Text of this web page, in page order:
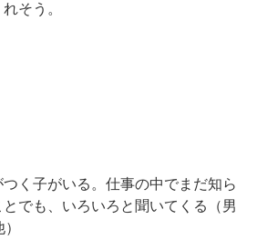
そう。
つく子がいる。仕事の中でまだ知ら
でも、いろいろと聞いてくる（男